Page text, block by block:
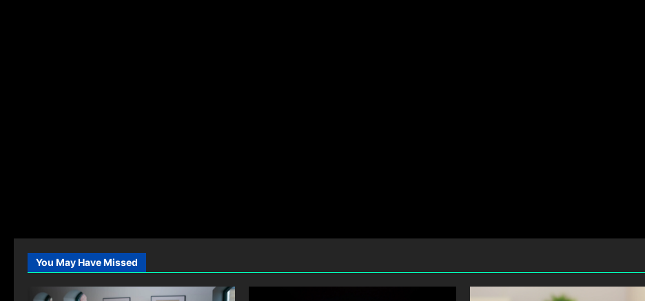
You May Have Missed